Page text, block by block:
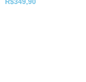
R$349,90